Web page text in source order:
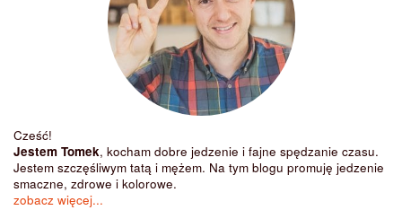
Cześć!
Jestem Tomek, kocham dobre jedzenie i fajne spędzanie czasu.
Jestem szczęśliwym tatą i mężem. Na tym blogu promuję jedzenie
smaczne, zdrowe i kolorowe.
zobacz więcej...